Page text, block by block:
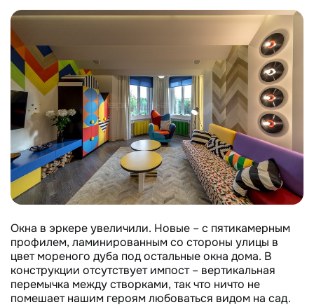
Окна в эркере увеличили. Новые – с пятикамерным
профилем, ламинированным со стороны улицы в
цвет мореного дуба под остальные окна дома. В
конструкции отсутствует импост – вертикальная
перемычка между створками, так что ничто не
помешает нашим героям любоваться видом на сад.